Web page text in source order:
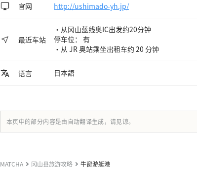
官网 http://ushimado-yh.jp/
最近车站
・从冈山蓝线奥IC出发约20分钟
停车位： 有
・从 JR 奥站乘坐出租车约 20 分钟
语言 日本語
本页中的部分内容是由自动翻译生成，请见谅。
MATCHA 冈山县旅游攻略 牛窗游艇港